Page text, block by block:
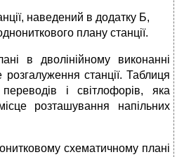
наведений в додатку Б,
плану станції.
в дволінійному виконанні
розгалуження станції. Таблиця
і світлофорів, яка
розташування напільних
схематичному плані